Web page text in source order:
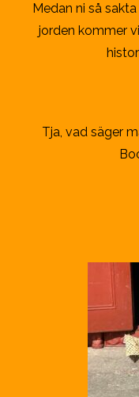
Medan ni så
jorden kommer
Tja, vad säger